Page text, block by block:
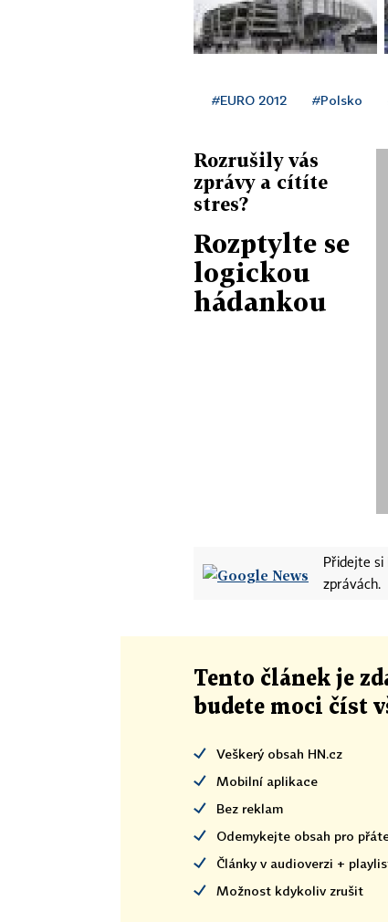
#EURO 2012 #Polsko
Rozrušily vás
zprávy a cítíte
stres?
Rozptylte se
logickou
hádankou
Přidejte si
zprávách.
Tento článek je
budete moci číst
Veškerý obsah HN.cz
Mobilní aplikace
Bez reklam
Odemykejte obsah pro
Články v audioverzi +
Možnost kdykoliv zrušit